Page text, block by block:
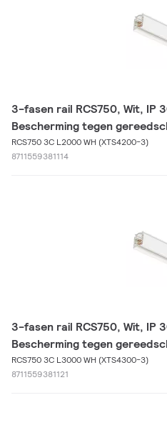
3-fasen rail RCS750, Wit, IP
Bescherming tegen
RCS750 3C L2000 WH (XTS4200-3)
8711559381114
3-fasen rail RCS750, Wit, IP
Bescherming tegen
RCS750 3C L3000 WH (XTS4300-3)
8711559381121